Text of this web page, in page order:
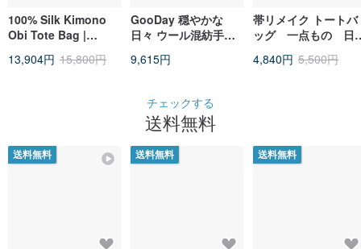
100% Silk Kimono
Obi Tote Bag |
Japanese【Atelier
13,904円 15,800円
GooDay 穏やかな
日々 ウール混紡手編
9,615円
帯リメイク トートバ
ッグ 一点もの 日
4,840円 5,500円
チェックする
送料無料
送料無料 送料無料 送料無料